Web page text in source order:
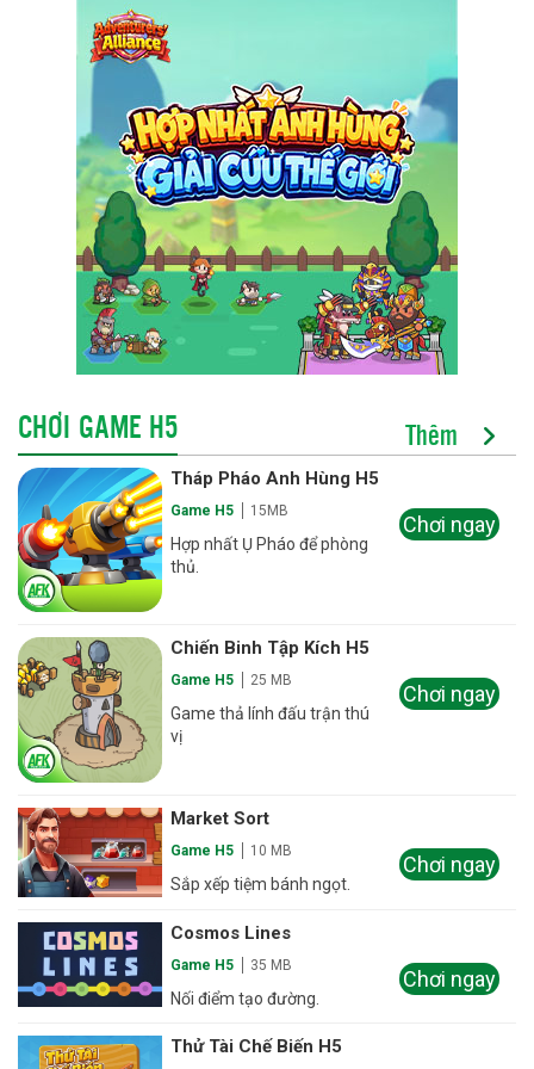
CHƠI GAME H5 Thêm
Tháp Pháo Anh Hùng H5
Game H5 15MB
Hợp nhất Ụ Pháo để phòng
thủ.
Chơi ngay
Chiến Binh Tập Kích H5
Game H5 25 MB
Game thả lính đấu trận thú
vị
Chơi ngay
Market Sort
Game H5 10 MB
Sắp xếp tiệm bánh ngọt.
Chơi ngay
Cosmos Lines
Game H5 35 MB
Nối điểm tạo đường.
Chơi ngay
Thử Tài Chế Biến H5